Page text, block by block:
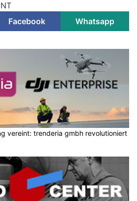
Facebook Whatsapp
vereint: trenderia gmbh revolutioniert